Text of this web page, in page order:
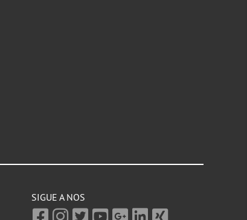
SIGUE A NOS